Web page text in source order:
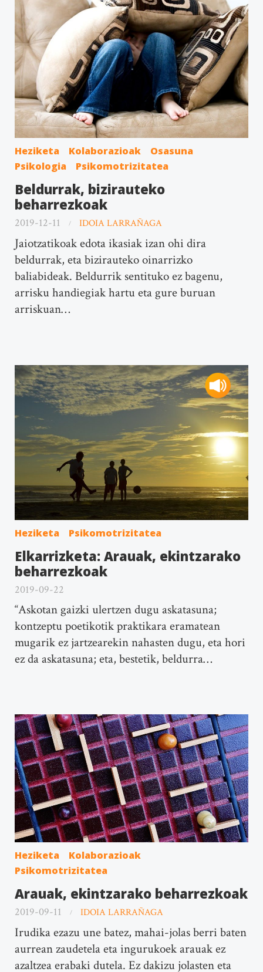
Heziketa Kolaborazioak
Osasuna
Psikologia
Psikomotrizitatea
Beldurrak, bizirauteko
beharrezkoak
2019-12-11 IDOIA LARRAÑAGA
Jaiotzatikoak edota ikasiak izan ohi dira
beldurrak, eta bizirauteko oinarrizko
baliabideak. Beldurrik sentituko ez bagenu,
arrisku handiegiak hartu eta gure buruan
arriskuan…
Heziketa Psikomotrizitatea
Elkarrizketa: Arauak, ekintzarako
beharrezkoak
2019-09-22
“Askotan gaizki ulertzen dugu askatasuna;
kontzeptu poetikotik praktikara eramatean
mugarik ez jartzearekin nahasten dugu, eta hori
ez da askatasuna; eta, bestetik, beldurra…
Heziketa
Kolaborazioak
Psikomotrizitatea
Arauak, ekintzarako beharrezkoak
2019-09-11 IDOIA LARRAÑAGA
Irudika ezazu une batez, mahai-jolas berri baten
aurrean zaudetela eta ingurukoek arauak ez
azaltzea erabaki dutela. Ez dakizu jolasten eta